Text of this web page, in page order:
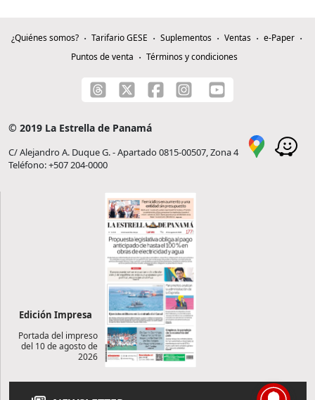
¿Quiénes somos? Tarifario GESE Suplementos Ventas
e-Paper
Puntos de venta
Términos y condiciones
© 2019 La Estrella de Panamá
C/ Alejandro A. Duque G. - Apartado 0815-00507, Zona 4
Teléfono: +507 204-0000
Edición Impresa
Portada del impreso
del 10 de agosto de
2026